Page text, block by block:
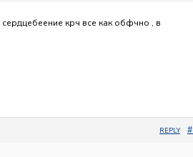
сердцебеение крч все как обфчно , в
REPLY